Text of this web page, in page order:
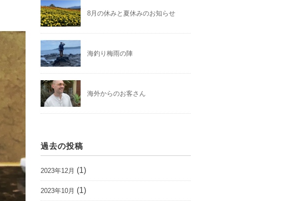
8月の休みと夏休みのお知らせ
海釣り梅雨の陣
海外からのお客さん
過去の投稿
2023年12月 (1)
2023年10月 (1)